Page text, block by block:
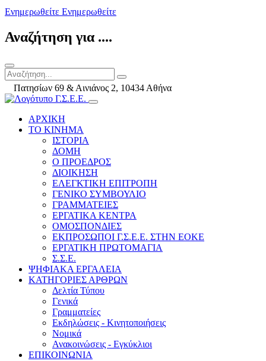
Ενημερωθείτε Ενημερωθείτε
Αναζήτηση για ....
Πατησίων 69 & Αινιάνος 2, 10434 Αθήνα
ΑΡΧΙΚΗ
ΤΟ ΚΙΝΗΜΑ
ΙΣΤΟΡΙΑ
ΔΟΜΗ
Ο ΠΡΟΕΔΡΟΣ
ΔΙΟΙΚΗΣΗ
ΕΛΕΓΚΤΙΚΗ ΕΠΙΤΡΟΠΗ
ΓΕΝΙΚΟ ΣΥΜΒΟΥΛΙΟ
ΓΡΑΜΜΑΤΕΙΕΣ
ΕΡΓΑΤΙΚΑ ΚΕΝΤΡΑ
ΟΜΟΣΠΟΝΔΙΕΣ
ΕΚΠΡΟΣΩΠΟΙ Γ.Σ.Ε.Ε. ΣΤΗΝ ΕΟΚΕ
ΕΡΓΑΤΙΚΗ ΠΡΩΤΟΜΑΓΙΑ
Σ.Σ.Ε.
ΨΗΦΙΑΚΑ ΕΡΓΑΛΕΙΑ
ΚΑΤΗΓΟΡΙΕΣ ΑΡΘΡΩΝ
Δελτία Τύπου
Γενικά
Γραμματείες
Εκδηλώσεις - Κινητοποιήσεις
Νομικά
Ανακοινώσεις - Εγκύκλιοι
ΕΠΙΚΟΙΝΩΝΙΑ